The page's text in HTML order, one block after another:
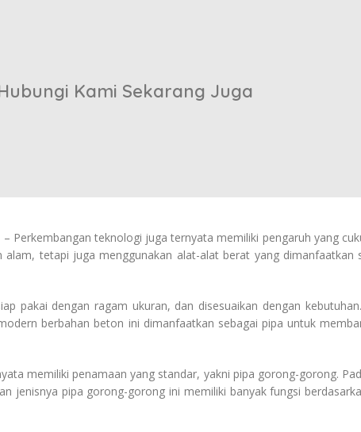
Kami Sekarang Juga
– Perkembangan teknologi juga ternyata memiliki pengaruh yang
tetapi juga menggunakan alat-alat berat yang
pakai dengan ragam ukuran, dan disesuaikan dengan
berbahan beton ini dimanfaatkan sebagai pipa untuk
memiliki penamaan yang standar, yakni pipa gorong-gorong.
jenisnya pipa gorong-gorong ini memiliki banyak fungsi